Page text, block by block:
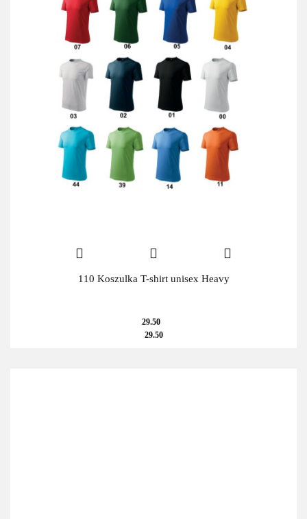
110 Koszulka T-shirt unisex Heavy
29.50
29.50